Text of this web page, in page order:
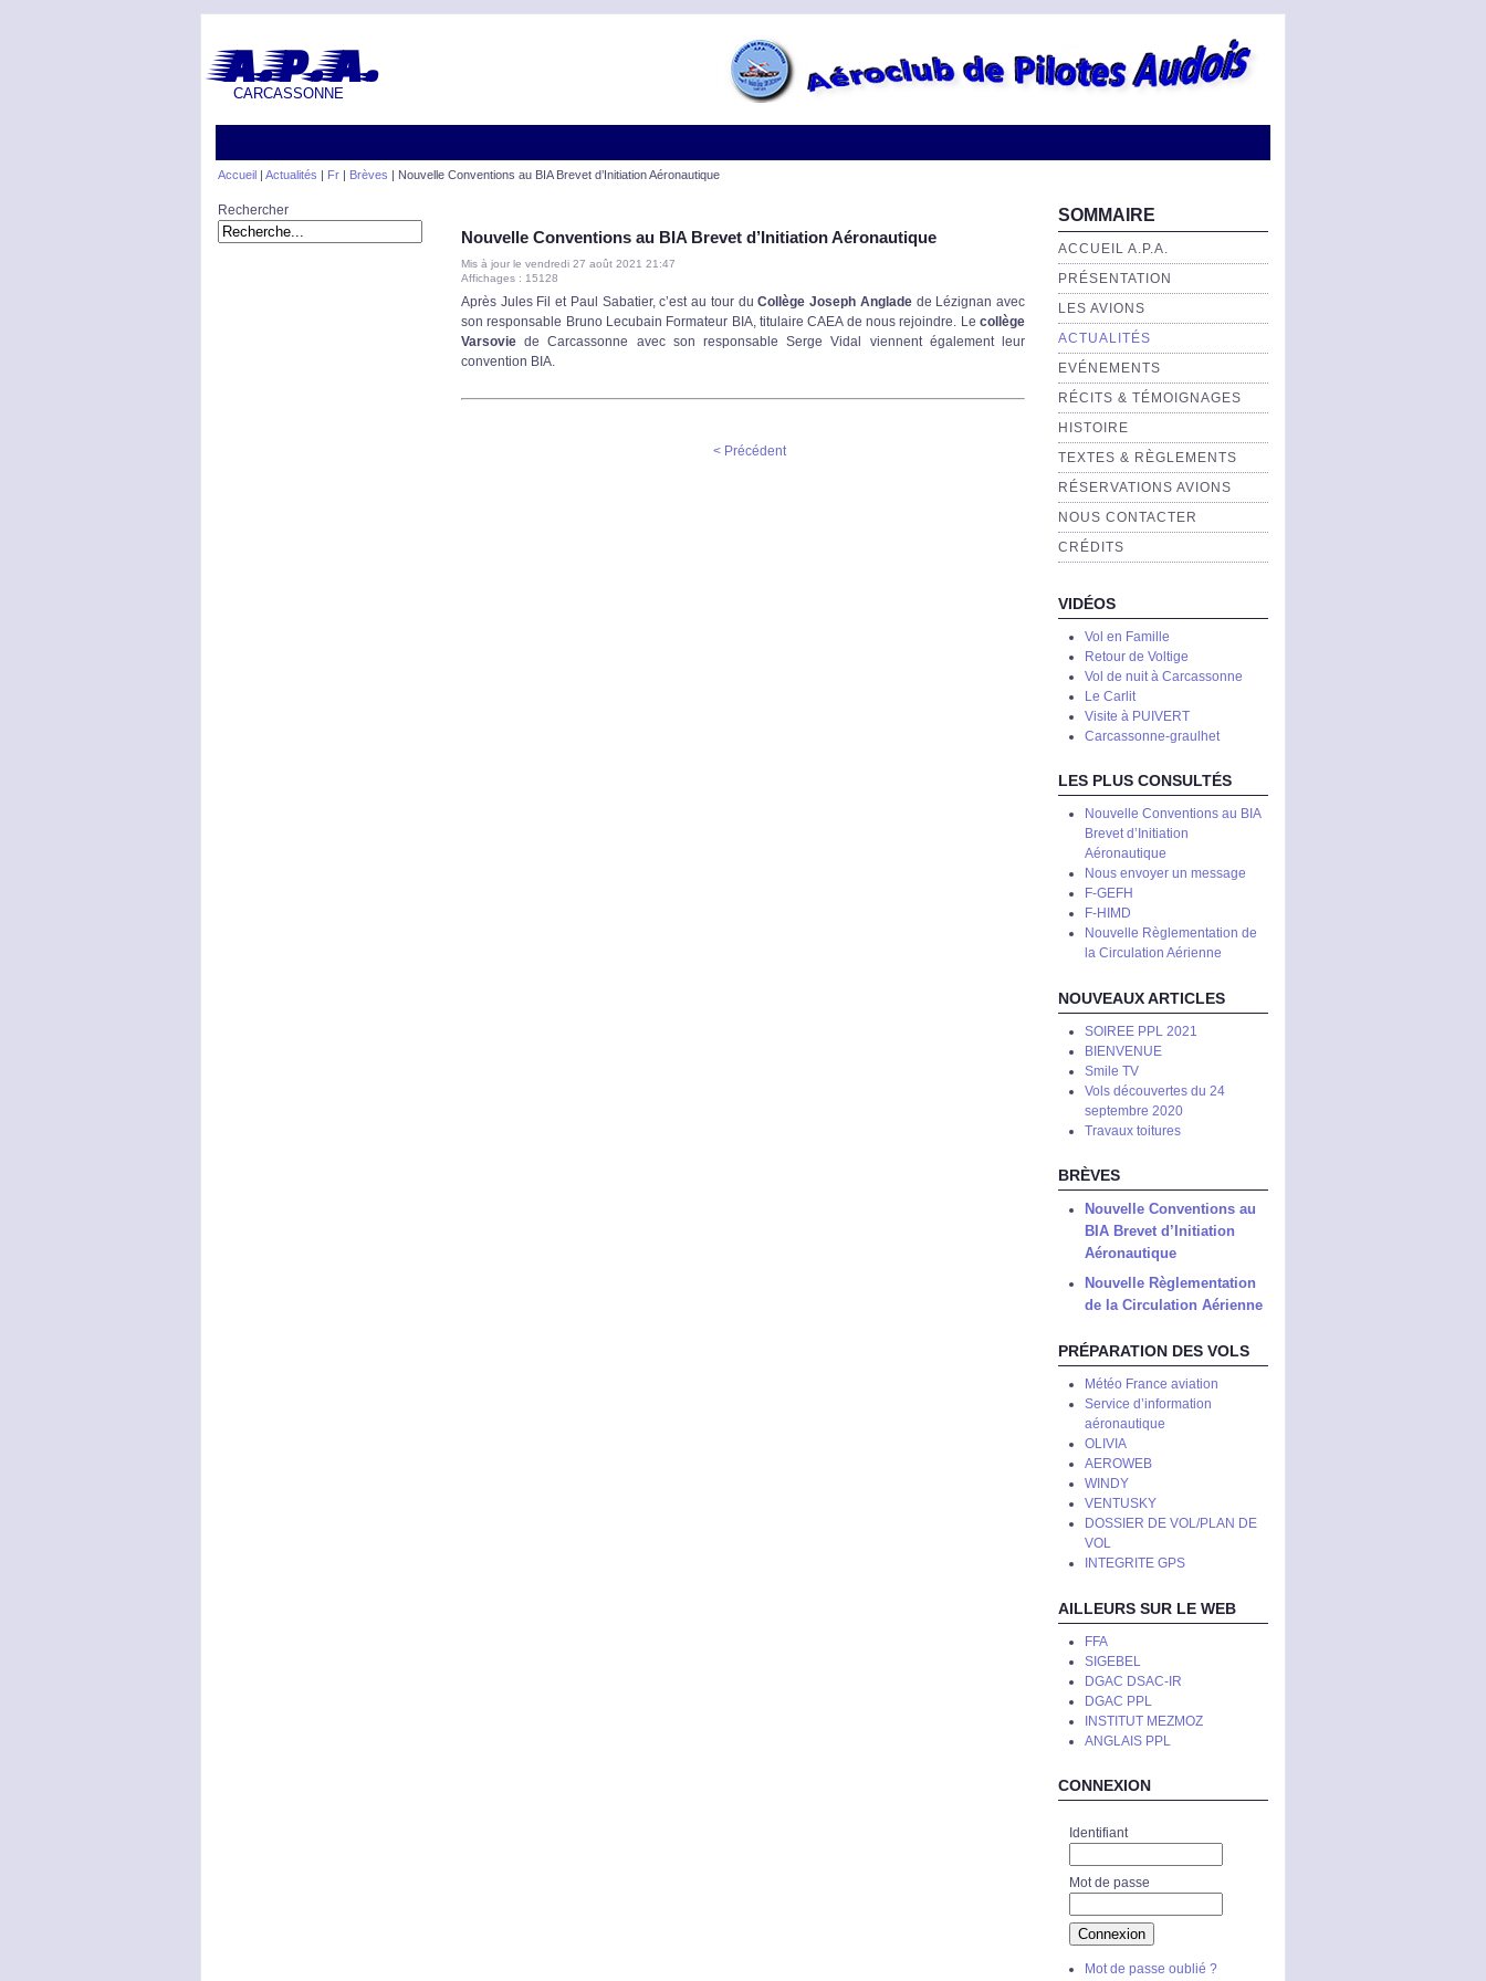
A.P.A.
CARCASSONNE
Accueil | Actualités | Fr | Brèves | Nouvelle Conventions au BIA Brevet d’Initiation Aéronautique
Rechercher
Nouvelle Conventions au BIA Brevet d’Initiation Aéronautique
Mis à jour le vendredi 27 août 2021 21:47
Affichages : 15128
Après Jules Fil et Paul Sabatier, c’est au tour duCollège Joseph Angladede Lézignan avec
son responsable Bruno Lecubain Formateur BIA, titulaire CAEA de nous rejoindre. Le collège
Varsovie de Carcassonne avec son responsable Serge Vidal viennent également leur
convention BIA.
< Précédent
SOMMAIRE
ACCUEIL A.P.A.
PRÉSENTATION
LES AVIONS
ACTUALITÉS
EVÉNEMENTS
RÉCITS & TÉMOIGNAGES
HISTOIRE
TEXTES & RÈGLEMENTS
RÉSERVATIONS AVIONS
NOUS CONTACTER
CRÉDITS
VIDÉOS
Vol en Famille
Retour de Voltige
Vol de nuit à Carcassonne
Le Carlit
Visite à PUIVERT
Carcassonne-graulhet
LES PLUS CONSULTÉS
Nouvelle Conventions au BIA
Brevet d’Initiation
Aéronautique
Nous envoyer un message
F-GEFH
F-HIMD
Nouvelle Règlementation de
la Circulation Aérienne
NOUVEAUX ARTICLES
SOIREE PPL 2021
BIENVENUE
Smile TV
Vols découvertes du 24
septembre 2020
Travaux toitures
BRÈVES
Nouvelle Conventions au
BIA Brevet d’Initiation
Aéronautique
Nouvelle Règlementation
de la Circulation Aérienne
PRÉPARATION DES VOLS
Météo France aviation
Service d’information
aéronautique
OLIVIA
AEROWEB
WINDY
VENTUSKY
DOSSIER DE VOL/PLAN DE
VOL
INTEGRITE GPS
AILLEURS SUR LE WEB
FFA
SIGEBEL
DGAC DSAC-IR
DGAC PPL
INSTITUT MEZMOZ
ANGLAIS PPL
CONNEXION
Identifiant
Mot de passe
Mot de passe oublié ?